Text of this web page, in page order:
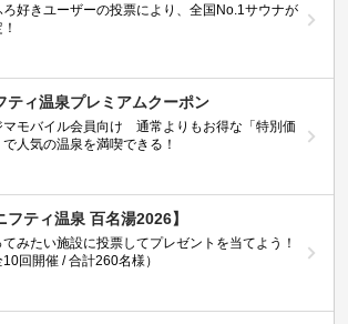
ろ好きユーザーの投票により、全国No.1サウナが
ティ温泉プレミアムクーポン
マモバイル会員向け 通常よりもお得な「特別価
人気の温泉を満喫できる！
フティ温泉 百名湯2026】
てみたい施設に投票してプレゼントを当てよう！
10回開催 / 合計260名様）